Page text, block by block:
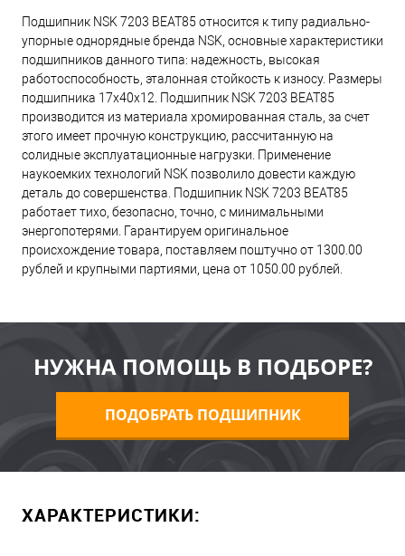
Подшипник NSK 7203 BEAT85 относится к типу радиально-
упорные однорядные бренда NSK, основные характеристики
подшипников данного типа: надежность, высокая
работоспособность, эталонная стойкость к износу. Размеры
подшипника 17x40x12. Подшипник NSK 7203 BEAT85
производится из материала хромированная сталь, за счет
этого имеет прочную конструкцию, рассчитанную на
солидные эксплуатационные нагрузки. Применение
наукоемких технологий NSK позволило довести каждую
деталь до совершенства. Подшипник NSK 7203 BEAT85
работает тихо, безопасно, точно, с минимальными
энергопотерями. Гарантируем оригинальное
происхождение товара, поставляем поштучно от 1300.00
рублей и крупными партиями, цена от 1050.00 рублей.
НУЖНА ПОМОЩЬ В ПОДБОРЕ?
ПОДОБРАТЬ ПОДШИПНИК
ХАРАКТЕРИСТИКИ: